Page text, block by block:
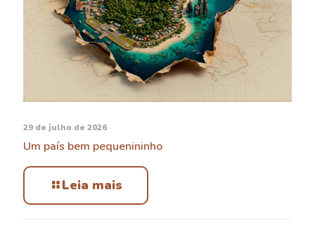
29 de julho de 2026
Um país bem pequenininho
Leia mais